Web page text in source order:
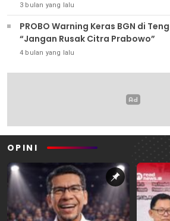
3 bulan yang lalu
PROBO Warning Keras BGN di
“Jangan Rusak Citra Prabowo”
4 bulan yang lalu
OPINI